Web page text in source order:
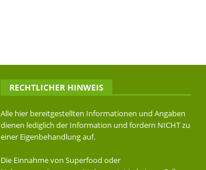
RECHTLICHER HINWEIS
Alle hier bereitgestellten Informationen und Angaben
dienen lediglich der Information und fordern NICHT zu
einer Eigenbehandlung auf.
Die Einnahme von Superfood oder